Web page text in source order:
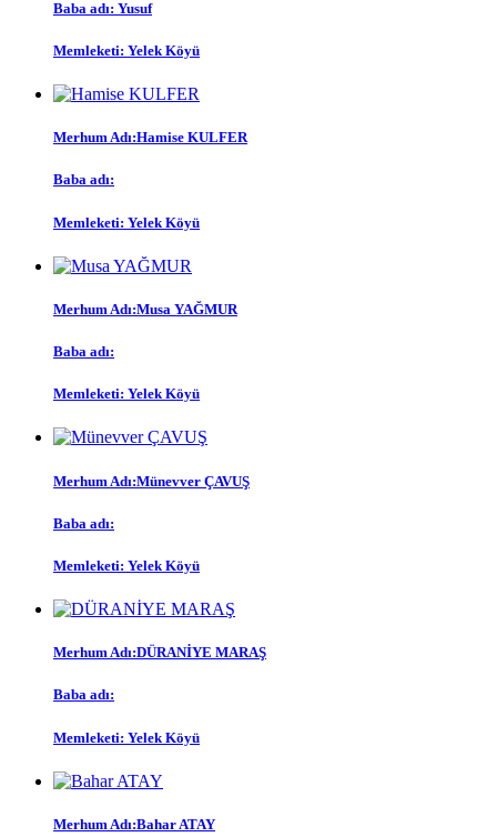
Baba adı: Yusuf
Memleketi: Yelek Köyü
Merhum Adı:Hamise KULFER
Baba adı:
Memleketi: Yelek Köyü
Merhum Adı:Musa YAĞMUR
Baba adı:
Memleketi: Yelek Köyü
Merhum Adı:Münevver ÇAVUŞ
Baba adı:
Memleketi: Yelek Köyü
Merhum Adı:DÜRANİYE MARAŞ
Baba adı:
Memleketi: Yelek Köyü
Merhum Adı:Bahar ATAY